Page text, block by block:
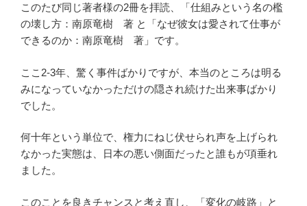
このたび同じ著者様の2冊を拝読、「仕組みという名の檻
の壊し方：南原竜樹 著 と「なぜ彼女は愛されて仕事が
できるのか：南原竜樹 著」です。
ここ2-3年、驚く事件ばかりですが、本当のところは明る
みになっていなかっただけの隠され続けた出来事ばかり
でした。
何十年という単位で、権力にねじ伏せられ声を上げられ
なかった実態は、日本の悪い側面だったと誰もが項垂れ
ました。
このことを良きチャンスと考え直し、「変化の岐路」と